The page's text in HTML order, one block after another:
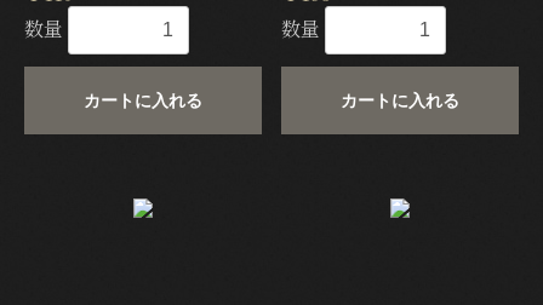
数量
カートに入れる
数量
カートに入れる